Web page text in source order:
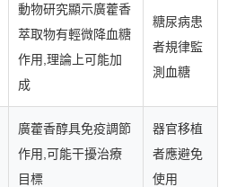
動物研究顯示廣藿香
萃取物有輕微降血糖
作用,理論上可能加
成
糖尿病患
者規律監
測血糖
廣藿香醇具免疫調節
作用,可能干擾治療
目標
器官移植
者應避免
使用